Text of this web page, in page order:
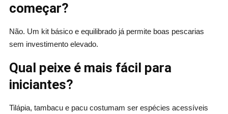
começar?
Não. Um kit básico e equilibrado já permite boas pescarias
sem investimento elevado.
Qual peixe é mais fácil para
iniciantes?
Tilápia, tambacu e pacu costumam ser espécies acessíveis